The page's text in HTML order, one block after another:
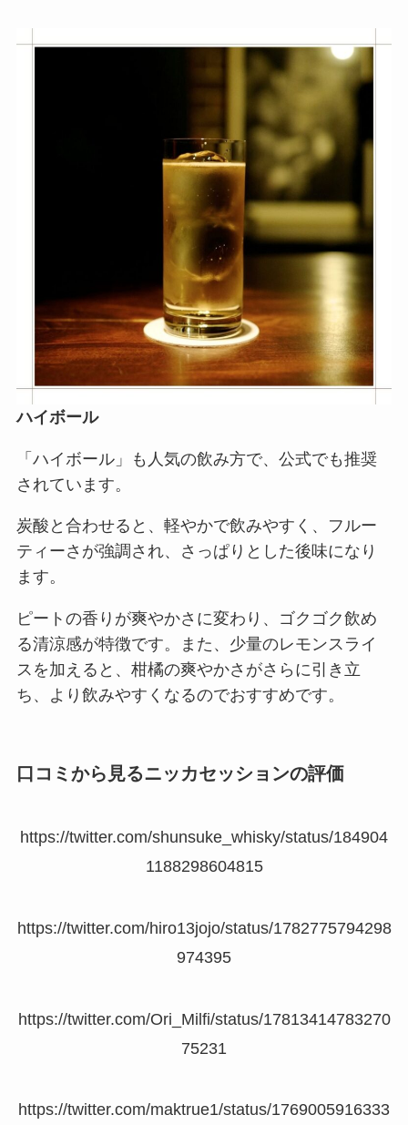
ハイボール
「ハイボール」も人気の飲み方で、公式でも推奨
されています。
炭酸と合わせると、軽やかで飲みやすく、フルー
ティーさが強調され、さっぱりとした後味になり
ます。
ピートの香りが爽やかさに変わり、ゴクゴク飲め
る清涼感が特徴です。また、少量のレモンスライ
スを加えると、柑橘の爽やかさがさらに引き立
ち、より飲みやすくなるのでおすすめです。
口コミから見るニッカセッションの評価
https://twitter.com/shunsuke_whisky/status/184904
1188298604815
https://twitter.com/hiro13jojo/status/1782775794298
974395
https://twitter.com/Ori_Milfi/status/17813414783270
75231
https://twitter.com/maktrue1/status/1769005916333